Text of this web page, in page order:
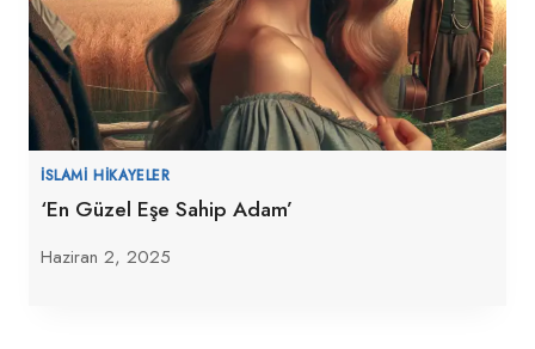
İSLAMI HIKAYELER
‘En Güzel Eşe Sahip Adam’
Haziran 2, 2025